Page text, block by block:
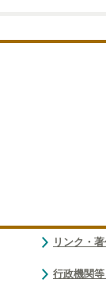
リンク・
行政機関